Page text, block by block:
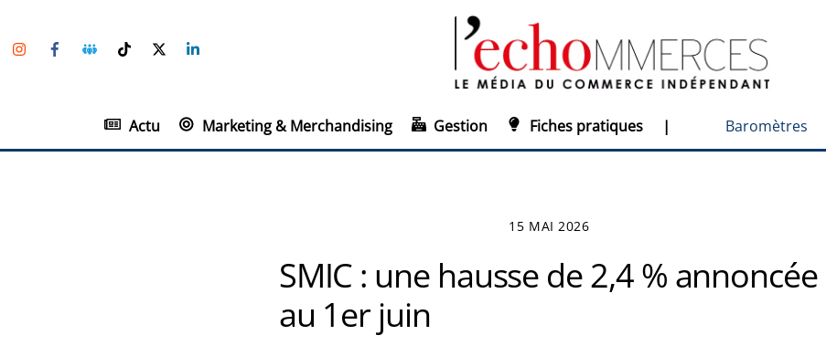
to
InstagramFacebookGroupe
Facebook
TikTokTwitter
Actu Marketing & Merchandising Gestion Fiches pratiques | Baromètres
15 MAI 2026
SMIC : une hausse de 2,4 % annoncée
au 1er juin